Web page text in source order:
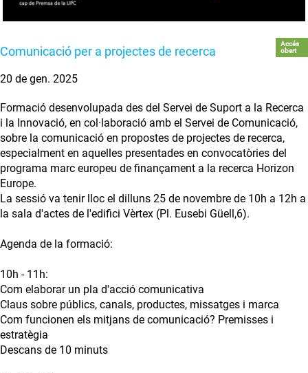
Comunicació per a projectes de recerca
Accés
obert
20 de gen. 2025
Formació desenvolupada des del Servei de Suport a la Recerca
i la Innovació, en col·laboració amb el Servei de Comunicació,
sobre la comunicació en propostes de projectes de recerca,
especialment en aquelles presentades en convocatòries del
programa marc europeu de finançament a la recerca Horizon
Europe.
La sessió va tenir lloc el dilluns 25 de novembre de 10h a 12h a
la sala d'actes de l'edifici Vèrtex (Pl. Eusebi Güell,6).
Agenda de la formació:
10h - 11h:
Com elaborar un pla d'acció comunicativa
Claus sobre públics, canals, productes, missatges i marca
Com funcionen els mitjans de comunicació? Premisses i
estratègia
Descans de 10 minuts